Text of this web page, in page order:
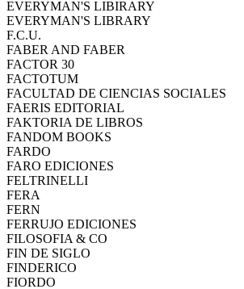
EVERYMAN'S LIBIRARY
EVERYMAN'S LIBRARY
F.C.U.
FABER AND FABER
FACTOR 30
FACTOTUM
FACULTAD DE CIENCIAS SOCIALES
FAERIS EDITORIAL
FAKTORIA DE LIBROS
FANDOM BOOKS
FARDO
FARO EDICIONES
FELTRINELLI
FERA
FERN
FERRUJO EDICIONES
FILOSOFIA & CO
FIN DE SIGLO
FINDERICO
FIORDO